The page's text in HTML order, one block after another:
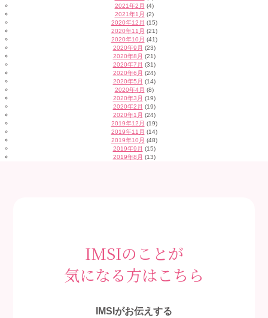
2021年2月 (4)
2021年1月 (2)
2020年12月 (15)
2020年11月 (21)
2020年10月 (41)
2020年9月 (23)
2020年8月 (21)
2020年7月 (31)
2020年6月 (24)
2020年5月 (14)
2020年4月 (8)
2020年3月 (19)
2020年2月 (19)
2020年1月 (24)
2019年12月 (19)
2019年11月 (14)
2019年10月 (48)
2019年9月 (15)
2019年8月 (13)
IMSIのことが
気になる方はこちら
IMSIがお伝えする